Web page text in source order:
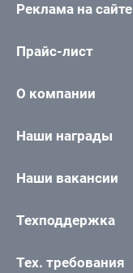
Реклама на сайте
Прайс-лист
О компании
Наши награды
Наши вакансии
Техподдержка
Тех. требования